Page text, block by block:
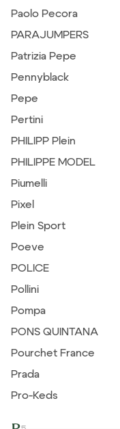
Paolo Pecora
PARAJUMPERS
Patrizia Pepe
Pennyblack
Pepe
Pertini
PHILIPP Plein
PHILIPPE MODEL
Piumelli
Pixel
Plein Sport
Poeve
POLICE
Pollini
Pompa
PONS QUINTANA
Pourchet France
Prada
Pro-Keds